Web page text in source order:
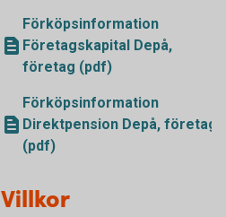
Förköpsinformation
Företagskapital Depå,
företag (pdf)
Förköpsinformation
Direktpension Depå, företag
(pdf)
Villkor